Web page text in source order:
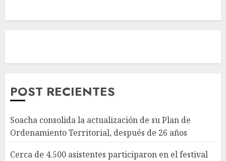
POST RECIENTES
Soacha consolida la actualización de su Plan de
Ordenamiento Territorial, después de 26 años
Cerca de 4.500 asistentes participaron en el festival